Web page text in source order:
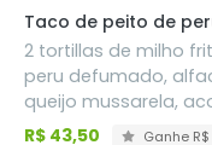
Taco de peito de
2 tortillas de milho
peru defumado,
queijo mussarela,
milho, cenoura
R$ 43,50 Ganhe